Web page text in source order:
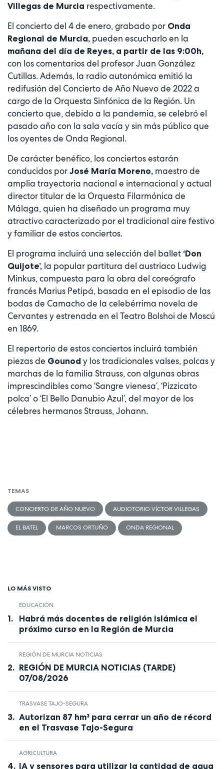
Villegas de Murcia respectivamente.
El concierto del 4 de enero, grabado por Onda
Regional de Murcia, pueden escucharlo en la
mañana del día de Reyes, a partir de las 9:00h,
con los comentarios del profesor Juan González
Cutillas. Además, la radio autonómica emitió la
redifusión del Concierto de Año Nuevo de 2022 a
cargo de la Orquesta Sinfónica de la Región. Un
concierto que, debido a la pandemia, se celebró el
pasado año con la sala vacía y sin más público que
los oyentes de Onda Regional.
De carácter benéfico, los conciertos estarán
conducidos por José María Moreno, maestro de
amplia trayectoria nacional e internacional y actual
director titular de la Orquesta Filarmónica de
Málaga, quien ha diseñado un programa muy
atractivo caracterizado por el tradicional aire festivo
y familiar de estos conciertos.
El programa incluirá una selección del ballet ‘Don
Quijote’, la popular partitura del austriaco Ludwig
Minkus, compuesta para la obra del coreógrafo
francés Marius Petipá, basada en el episodio de las
bodas de Camacho de la celebérrima novela de
Cervantes y estrenada en el Teatro Bolshoi de Moscú
en 1869.
El repertorio de estos conciertos incluirá también
piezas de Gounod y los tradicionales valses, polcas y
marchas de la familia Strauss, con algunas obras
imprescindibles como ‘Sangre vienesa’, ‘Pizzicato
polca’ o ‘El Bello Danubio Azul’, del mayor de los
célebres hermanos Strauss, Johann.
TEMAS
CONCIERTO DE AÑO NUEVO AUDIOTORIO VÍCTOR VILLEGAS
EL BATEL MARCOS ORTUÑO ONDA REGIONAL
LO MÁS VISTO
EDUCACIÓN
Habrá más docentes de religión islámica el
próximo curso en la Región de Murcia
REGIÓN DE MURCIA NOTICIAS
REGIÓN DE MURCIA NOTICIAS (TARDE)
07/08/2026
TRASVASE TAJO-SEGURA
Autorizan 87 hm³ para cerrar un año de récord
en el Trasvase Tajo-Segura
AGRICULTURA
IA y sensores para utilizar la cantidad de agua